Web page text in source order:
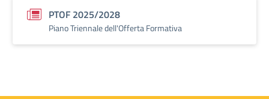
PTOF 2025/2028
Piano Triennale dell'Offerta Formativa